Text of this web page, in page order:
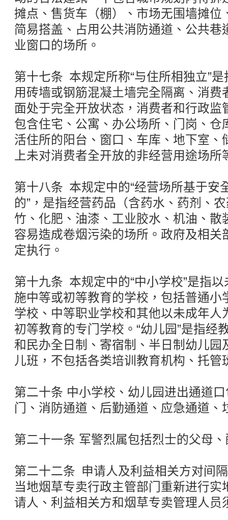
摊点、售货车（棚）、市场无围墙摊位
简易搭盖、占用公共消防通道、公共巷
业窗口的场所。
第十七条 本规定所称“与住所相独立”
用砖墙或钢筋混凝土墙完全隔离、消费
面处于完全开放状态，消费者和行政监
包含住宅、公寓、办公场所、门岗、仓
活住所的阳台、窗口、车库、地下室、
上未对消费者全开放的非经营用途场所
第十八条 本规定中的“经营场所基于安
的”，是指经营药品（含药水、药剂、
竹、化肥、油漆、工业胶水、机油、散
容易造成卷烟污染的场所。政府及相关
定执行。
第十九条 本规定中的“中小学校”是指
施中等或初等教育的学校，包括普通小
学校、中等职业学校和其他以未成年人
初等教育的专门学校。“幼儿园”是指经
和民办全日制、寄宿制、半日制幼儿园
儿班，不包括各类培训教育机构、托管
第二十条 中小学校、幼儿园进出通道
门、消防通道、后勤通道、应急通道、
第二十一条 军警烈属包括烈士的父母
第二十二条 申请人及利益相关方对间
当地烟草专卖行政主管部门重新进行实
请人、利益相关方和烟草专卖管理人员